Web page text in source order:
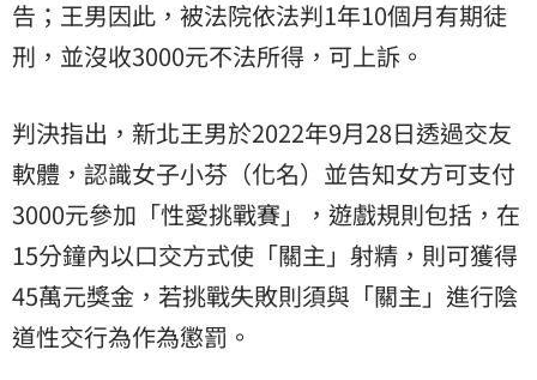
告；王男因此，被法院依法判1年10個月有期徒
刑，並沒收3000元不法所得，可上訴。
判決指出，新北王男於2022年9月28日透過交友
軟體，認識女子小芬（化名）並告知女方可支付
3000元參加「性愛挑戰賽」，遊戲規則包括，在
15分鐘內以口交方式使「關主」射精，則可獲得
45萬元獎金，若挑戰失敗則須與「關主」進行陰
道性交行為作為懲罰。